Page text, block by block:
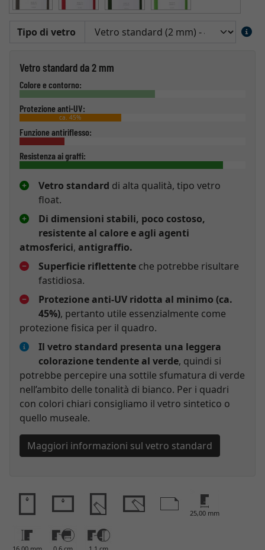
Tipo di vetro
Vetro standard da 2 mm
Colore e contorno:
Protezione anti-UV:
ca. 45%
Funzione antiriflesso:
Resistenza ai graffi:
Vetro standard di alta qualità, tipo vetro
float.
Di dimensioni stabili, poco costoso,
resistente al calore e agli agenti
atmosferici, antigraffio.
Superficie riflettente che potrebbe risultare
fastidiosa.
Protezione anti-UV ridotta al minimo (ca.
45%), pertanto utile essenzialmente come
protezione fisica per il quadro.
Il vetro standard presenta una leggera
colorazione tendente al verde, quindi si
potrebbe percepire una sottile sfumatura di verde
nell’ambito delle tonalità di bianco. Per i quadri
con colori chiari consigliamo il vetro sintetico o
quello museale.
Maggiori informazioni sul vetro standard
25,00 mm